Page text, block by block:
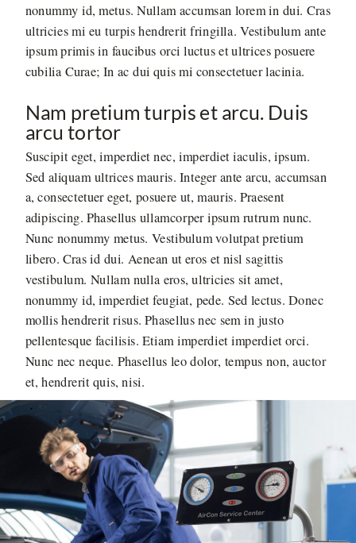
nonummy id, metus. Nullam accumsan lorem in dui. Cras
ultricies mi eu turpis hendrerit fringilla. Vestibulum ante
ipsum primis in faucibus orci luctus et ultrices posuere
cubilia Curae; In ac dui quis mi consectetuer lacinia.
Nam pretium turpis et arcu. Duis
arcu tortor
Suscipit eget, imperdiet nec, imperdiet iaculis, ipsum.
Sed aliquam ultrices mauris. Integer ante arcu, accumsan
a, consectetuer eget, posuere ut, mauris. Praesent
adipiscing. Phasellus ullamcorper ipsum rutrum nunc.
Nunc nonummy metus. Vestibulum volutpat pretium
libero. Cras id dui. Aenean ut eros et nisl sagittis
vestibulum. Nullam nulla eros, ultricies sit amet,
nonummy id, imperdiet feugiat, pede. Sed lectus. Donec
mollis hendrerit risus. Phasellus nec sem in justo
pellentesque facilisis. Etiam imperdiet imperdiet orci.
Nunc nec neque. Phasellus leo dolor, tempus non, auctor
et, hendrerit quis, nisi.